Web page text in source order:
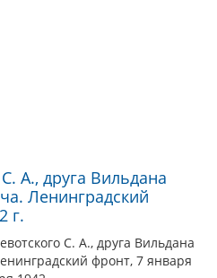
А., друга Вильдана
Ленинградский
г.
С. А., друга Вильдана
фронт, 7 января